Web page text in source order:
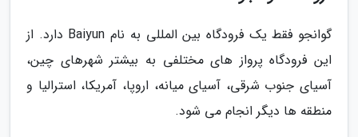
گوانجو فقط یک فرودگاه بین المللی به نام Baiyun دارد. از
این فرودگاه پرواز های مختلفی به بیشتر شهرهای چین،
آسیای جنوب شرقی، آسیای میانه، اروپا، آمریکا، استرالیا و
منطقه ها دیگر انجام می شود.